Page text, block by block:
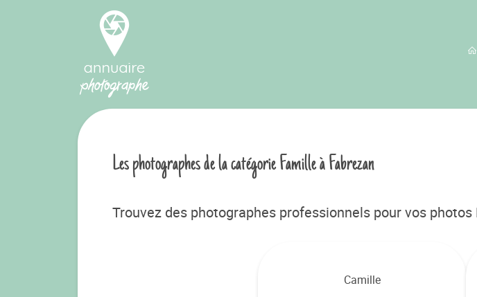
Les photographes de la catégorie Famille à Fabrezan
Trouvez des photographes professionnels pour vos
Camille